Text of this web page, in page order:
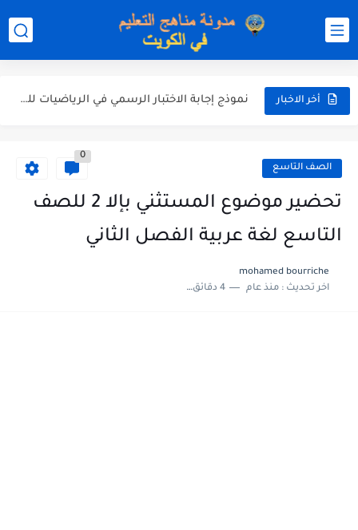
أخر الاخبار
نموذج إجابة الاختبار الرسمي في التربية الاسلامية للصف العاشر الفترة...
نموذج إجابة الاختبار الرسمي في الرياضيات للصف العاشر الفترة الثانية...
مذكرة شاملة في القران الكريم للصف الثاني عشر الفصل الثاني... الصف التاسع
0
تحضير موضوع المستثني بإلا 2 للصف
التاسع لغة عربية الفصل الثاني
mohamed bourriche
اخر تحديث :منذ عام 4 دقائق للقراءة